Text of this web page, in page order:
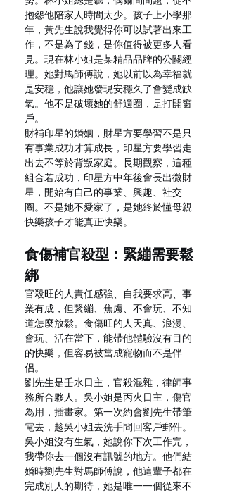
抱怨他陪家人時間太少。孩子上小學那
年，黃先生說我覺得你可以試著出來工
作，不是為了錢，是你值得被更多人看
見。現在林小姐是某精品品牌的公關經
理。她對馬師傅說，她以前以為幸福就
是安穩，他讓她發現安穩久了會變成缺
氧。他不是破壞她的舒適圈，是打開窗
戶。
財補印星的婚姻，財星方要學習不是只
有事業成功才算成長，印星方要學習走
出去不等於背叛家庭。長期觀察，這種
組合若成功，印星方中年後會長出微財
星，開始有自己的事業、興趣、社交
圈。不是她不愛家了，是她終於懂母親
快樂孩子才能真正快樂。
食傷補官殺型：緊繃需要鬆
綁
官殺旺的人責任感強、自我要求高、事
業有成，但緊繃、焦慮、不會玩、不知
道怎麼放鬆。食傷旺的人天真、浪漫、
會玩、活在當下，能帶他體驗沒有目的
的快樂，但容易被當成寵物而不是伴
侶。
劉先生是壬水日主，官殺混雜，律師事
務所合夥人。吳小姐是丙火日主，傷官
為用，插畫家。第一次約會劉先生帶筆
電去，趁吳小姐去洗手間回客戶郵件。
吳小姐沒有生氣，她說你下次工作完，
我帶你去一個沒有訊號的地方。他們結
婚時劉先生對馬師傅說，他這輩子都在
完成別人的期待，她是唯一一個從來不